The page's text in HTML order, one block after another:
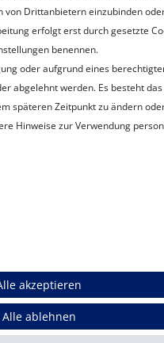
von Drittanbietern einzubinden
erfolgt erst durch gesetzte
benennen.
oder aufgrund eines
abgelehnt werden. Es besteht das
späteren Zeitpunkt zu ändern
Hinweise zur Verwendung
akzeptieren
Alle ablehnen